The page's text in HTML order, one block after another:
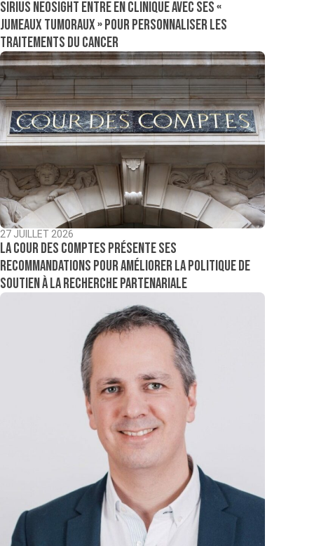
Sirius NeoSight entre en clinique avec ses «
jumeaux tumoraux » pour personnaliser les
traitements du cancer
27 JUILLET 2026
La Cour des comptes présente ses
recommandations pour améliorer la politique de
soutien à la recherche partenariale